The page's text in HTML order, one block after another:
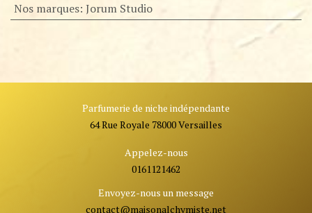
Nos marques: Jorum Studio
Parfumerie de niche indépendante
64 Rue Royale 78000 Versailles
Appelez-nous
0161121462
Envoyez-nous un message
contact@maisonalchymiste.net